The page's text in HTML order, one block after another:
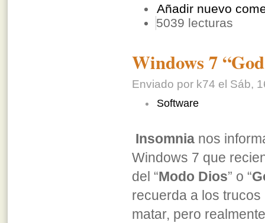
Añadir nuevo
5039 lecturas
Windows 7
Enviado por k74 el Sáb,
Software
Insomnia nos
Windows 7 que
del “Modo Dios” o “
recuerda a los
matar, pero